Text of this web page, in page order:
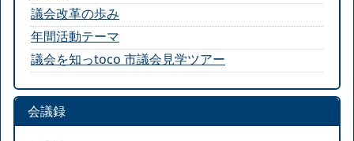
議会改革の歩み
年間活動テーマ
議会を知っtoco 市議会見学ツアー
会議録